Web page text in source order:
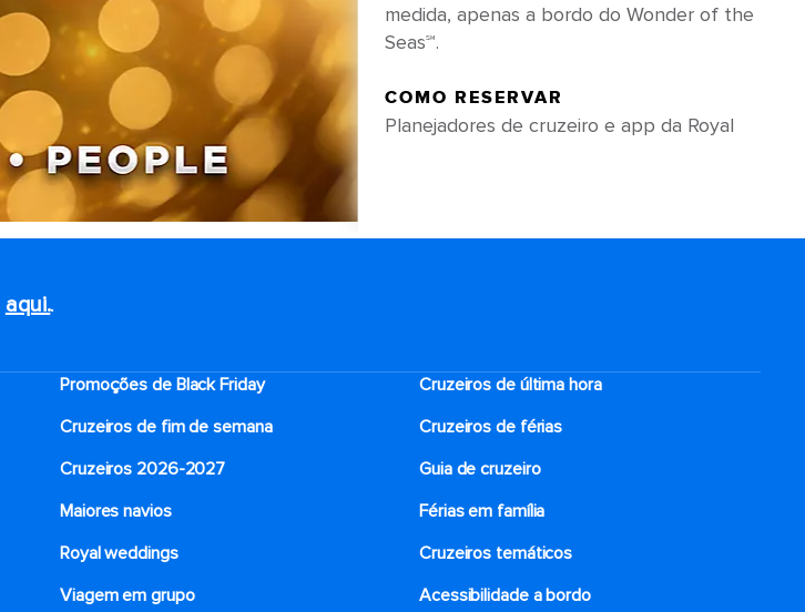
medida, apenas a bordo do Wonder of the
Seas℠.
COMO RESERVAR
Planejadores de cruzeiro e app da Royal
aqui..
Promoções de Black Friday
Cruzeiros de última hora
Cruzeiros de fim de semana
Cruzeiros de férias
Cruzeiros 2026-2027
Guia de cruzeiro
Maiores navios
Férias em família
Royal weddings
Cruzeiros temáticos
Viagem em grupo
Acessibilidade a bordo